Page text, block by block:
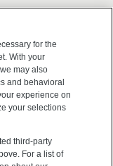
for the
With your
may also
and behavioral
experience on
your selections
third-party
For a list of